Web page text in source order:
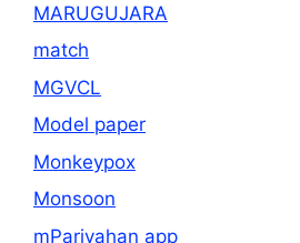
MARUGUJARA
match
MGVCL
Model paper
Monkeypox
Monsoon
mParivahan app